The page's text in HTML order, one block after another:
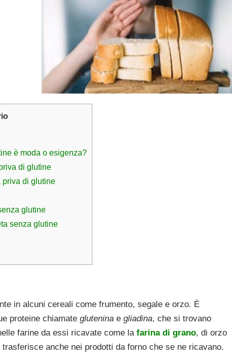
è moda o esigenza?
di glutine
priva di glutine
glutine
senza glutine
in alcuni cereali come frumento, segale e orzo. È
proteine chiamate glutenina e gliadina, che si trovano
farine da essi ricavate come la farina di grano, di orzo
anche nei prodotti da forno che se ne ricavano.